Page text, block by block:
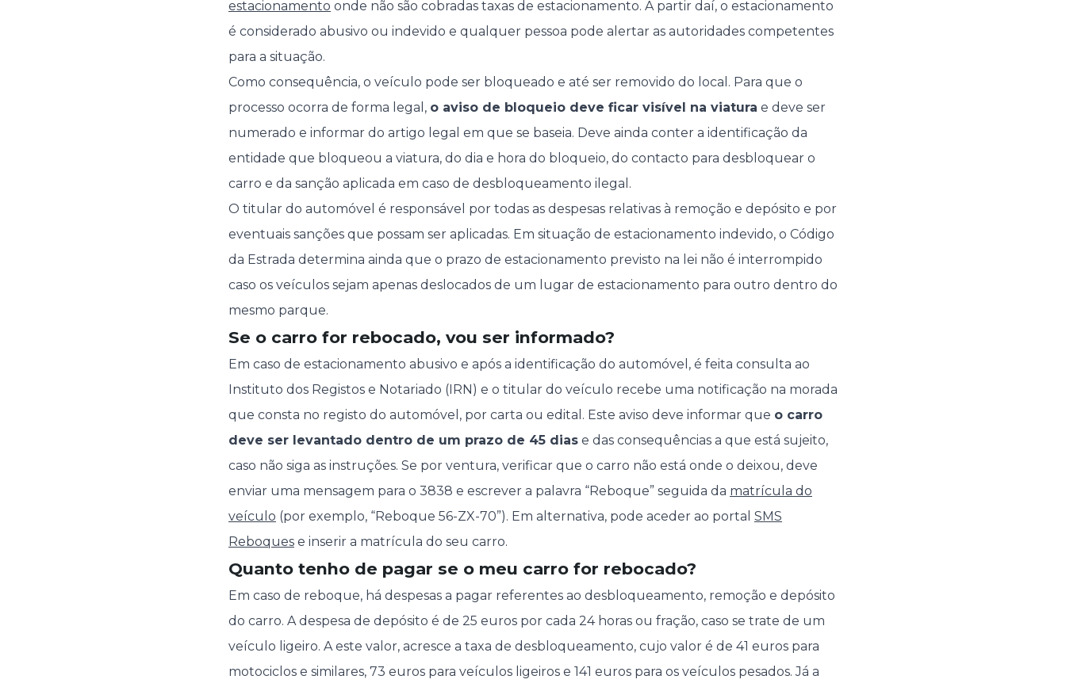
estacionamento onde não são cobradas taxas de estacionamento. A partir daí, o estacionamento
é considerado abusivo ou indevido e qualquer pessoa pode alertar as autoridades competentes
para a situação.
Como consequência, o veículo pode ser bloqueado e até ser removido do local. Para que o
processo ocorra de forma legal, o aviso de bloqueio deve ficar visível na viatura e deve ser
numerado e informar do artigo legal em que se baseia. Deve ainda conter a identificação da
entidade que bloqueou a viatura, do dia e hora do bloqueio, do contacto para desbloquear o
carro e da sanção aplicada em caso de desbloqueamento ilegal.
O titular do automóvel é responsável por todas as despesas relativas à remoção e depósito e por
eventuais sanções que possam ser aplicadas. Em situação de estacionamento indevido, o Código
da Estrada determina ainda que o prazo de estacionamento previsto na lei não é interrompido
caso os veículos sejam apenas deslocados de um lugar de estacionamento para outro dentro do
mesmo parque.
Se o carro for rebocado, vou ser informado?
Em caso de estacionamento abusivo e após a identificação do automóvel, é feita consulta ao
Instituto dos Registos e Notariado (IRN) e o titular do veículo recebe uma notificação na morada
que consta no registo do automóvel, por carta ou edital. Este aviso deve informar que o carro
deve ser levantado dentro de um prazo de 45 dias e das consequências a que está sujeito,
caso não siga as instruções. Se por ventura, verificar que o carro não está onde o deixou, deve
enviar uma mensagem para o 3838 e escrever a palavra “Reboque” seguida da matrícula do
veículo (por exemplo, “Reboque 56-ZX-70”). Em alternativa, pode aceder ao portal SMS
Reboques e inserir a matrícula do seu carro.
Quanto tenho de pagar se o meu carro for rebocado?
Em caso de reboque, há despesas a pagar referentes ao desbloqueamento, remoção e depósito
do carro. A despesa de depósito é de 25 euros por cada 24 horas ou fração, caso se trate de um
veículo ligeiro. A este valor, acresce a taxa de desbloqueamento, cujo valor é de 41 euros para
motociclos e similares, 73 euros para veículos ligeiros e 141 euros para os veículos pesados. Já a